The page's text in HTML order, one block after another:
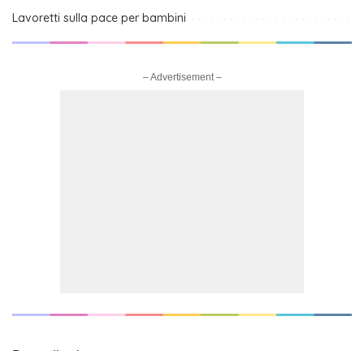
Lavoretti sulla pace per bambini
– Advertisement –